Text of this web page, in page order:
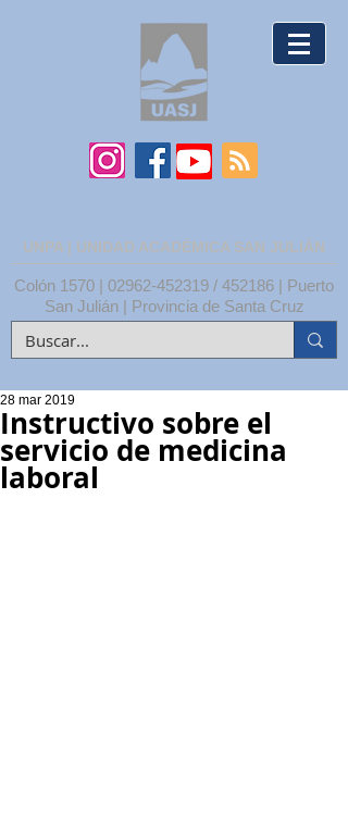
UNPA | UNIDAD ACADÉMICA SAN JULIÁN
Colón 1570 | 02962-452319 / 452186 | Puerto
San Julián | Provincia de Santa Cruz
Instructivo sobre el
servicio de medicina
laboral
28 mar 2019